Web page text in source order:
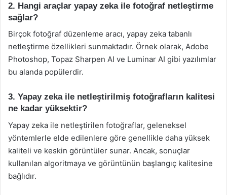
2. Hangi araçlar yapay zeka ile fotoğraf netleştirme
sağlar?
Birçok fotoğraf düzenleme aracı, yapay zeka tabanlı
netleştirme özellikleri sunmaktadır. Örnek olarak, Adobe
Photoshop, Topaz Sharpen AI ve Luminar AI gibi yazılımlar
bu alanda popülerdir.
3. Yapay zeka ile netleştirilmiş fotoğrafların kalitesi
ne kadar yüksektir?
Yapay zeka ile netleştirilen fotoğraflar, geleneksel
yöntemlerle elde edilenlere göre genellikle daha yüksek
kaliteli ve keskin görüntüler sunar. Ancak, sonuçlar
kullanılan algoritmaya ve görüntünün başlangıç kalitesine
bağlıdır.